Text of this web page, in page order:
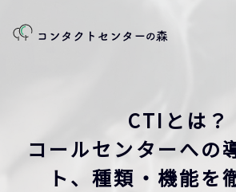
CTIとは？
コールセンターへの
ト、種類・機能を